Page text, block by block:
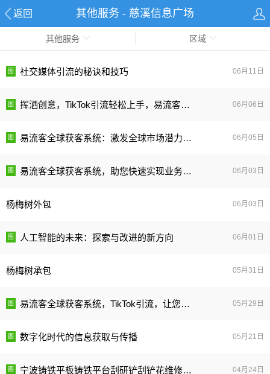
返回 其他服务 - 慈溪信息广场
其他服务 区域
社交媒体引流的秘诀和技巧 06月11日
挥洒创意，TikTok引流轻松上手，易流客全球获客系统助您快速成为引流达人！ 06月06日
易流客全球获客系统：激发全球市场潜力，实现高效客户获取 06月05日
易流客全球获客系统，助您快速实现业务增长！ 06月03日
杨梅树外包 06月03日
人工智能的未来：探索与改进的新方向 06月01日
杨梅树承包 05月31日
易流客全球获客系统，TikTok引流，让您获客如鱼得水！ 05月29日
数字化时代的信息获取与传播 05月21日
宁波铸铁平板铸铁平台刮研铲刮铲花维修厂家精度修理恢复 04月24日